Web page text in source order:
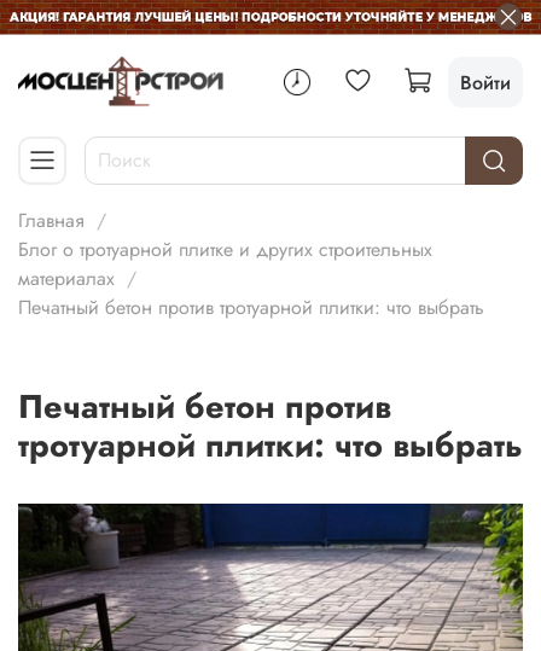
Войти
Главная
Блог о тротуарной плитке и других строительных
материалах
Печатный бетон против тротуарной плитки: что выбрать
Печатный бетон против
тротуарной плитки: что выбрать